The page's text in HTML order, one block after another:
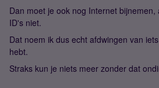
Dan moet je ook nog Internet
ID's niet.
Dat noem ik dus echt afdwingen van
hebt.
Straks kun je niets meer zonder dat